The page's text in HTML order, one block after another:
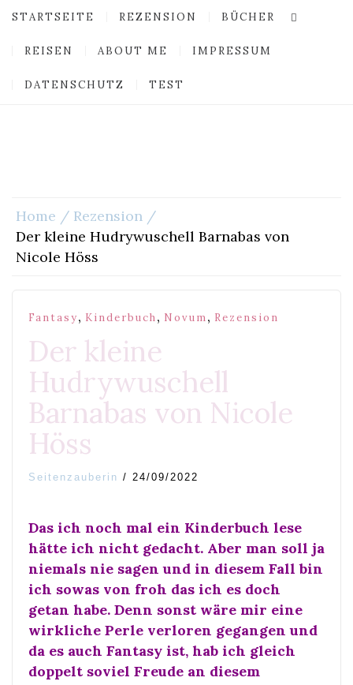
STARTSEITE REZENSION BÜCHER
REISEN ABOUT ME IMPRESSUM
DATENSCHUTZ TEST
Home
Rezension
Der kleine Hudrywuschell Barnabas von
Nicole Höss
Fantasy, Kinderbuch, Novum, Rezension
Der kleine
Hudrywuschell
Barnabas von Nicole
Höss
Seitenzauberin / 24/09/2022
Das ich noch mal ein Kinderbuch lese
hätte ich nicht gedacht. Aber man soll ja
niemals nie sagen und in diesem Fall bin
ich sowas von froh das ich es doch
getan habe. Denn sonst wäre mir eine
wirkliche Perle verloren gegangen und
da es auch Fantasy ist, hab ich gleich
doppelt soviel Freude an diesem